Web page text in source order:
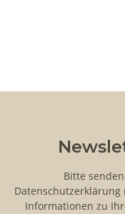
Bitte
Datenschutzerklärung
Informationen zu